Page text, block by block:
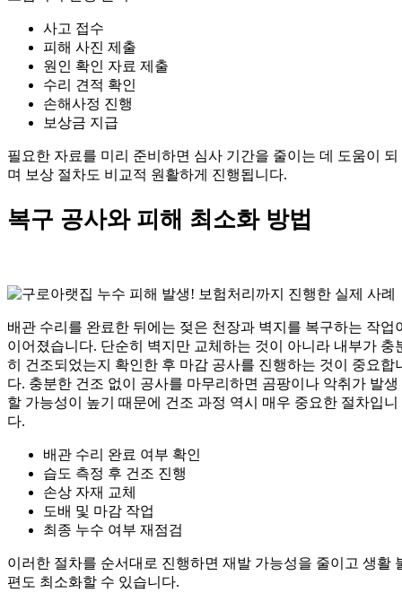
사고 접수
피해 사진 제출
원인 확인 자료 제출
수리 견적 확인
손해사정 진행
보상금 지급
필요한 자료를 미리 준비하면 심사 기간을 줄이는 데 도움이 되
며 보상 절차도 비교적 원활하게 진행됩니다.
복구 공사와 피해 최소화 방법
배관 수리를 완료한 뒤에는 젖은 천장과 벽지를 복구하는 작업
이어졌습니다. 단순히 벽지만 교체하는 것이 아니라 내부가 충
히 건조되었는지 확인한 후 마감 공사를 진행하는 것이 중요합
다. 충분한 건조 없이 공사를 마무리하면 곰팡이나 악취가 발생
할 가능성이 높기 때문에 건조 과정 역시 매우 중요한 절차입니
다.
배관 수리 완료 여부 확인
습도 측정 후 건조 진행
손상 자재 교체
도배 및 마감 작업
최종 누수 여부 재점검
이러한 절차를 순서대로 진행하면 재발 가능성을 줄이고 생활
편도 최소화할 수 있습니다.